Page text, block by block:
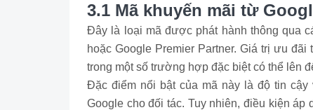
3.1 Mã khuyến mãi từ
Đây là loại mã được phát hành thông qua
hoặc Google Premier Partner. Giá trị ưu
trong một số trường hợp đặc biệt có thể lên
Đặc điểm nổi bật của mã này là độ tin
Google cho đối tác. Tuy nhiên, điều kiện